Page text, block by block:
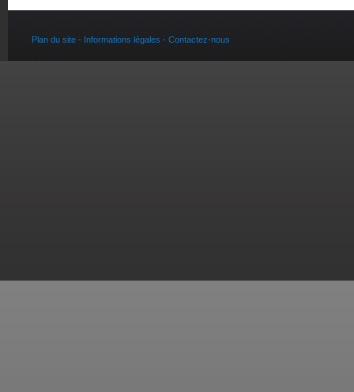
Plan du site - Informations légales - Contactez-nous